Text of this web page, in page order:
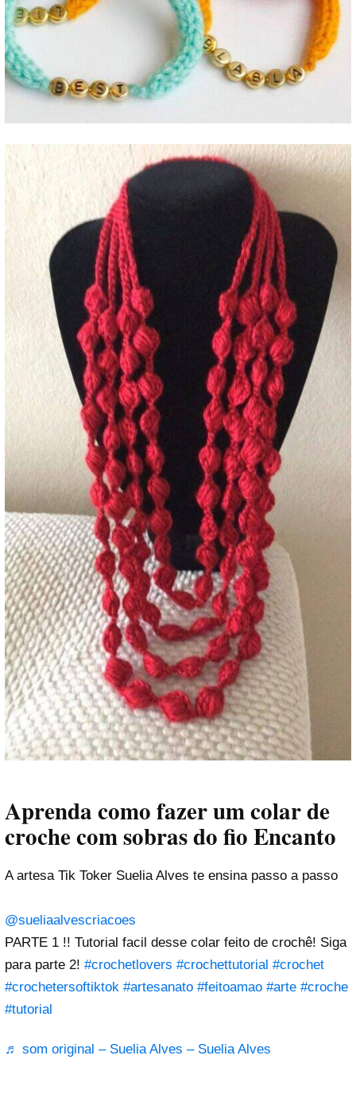
Aprenda como fazer um colar de
croche com sobras do fio Encanto
A artesa Tik Toker Suelia Alves te ensina passo a passo
@sueliaalvescriacoes
PARTE 1 !! Tutorial facil desse colar feito de crochê! Siga
para parte 2! #crochetlovers #crochettutorial #crochet
#crochetersoftiktok #artesanato #feitoamao #arte #croche
#tutorial
♬ som original – Suelia Alves – Suelia Alves